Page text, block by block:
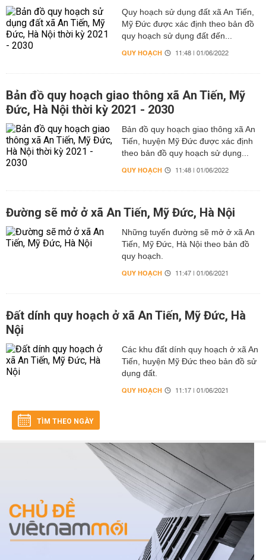
Quy hoạch sử dụng đất xã An Tiến,
Mỹ Đức được xác định theo bản đồ
quy hoạch sử dụng đất đến...
QUY HOẠCH 11:48 | 01/06/2022
Bản đồ quy hoạch giao thông xã An Tiến, Mỹ
Đức, Hà Nội thời kỳ 2021 - 2030
Bản đồ quy hoạch giao thông xã An
Tiến, huyện Mỹ Đức được xác định
theo bản đồ quy hoạch sử dụng...
QUY HOẠCH 11:48 | 01/06/2022
Đường sẽ mở ở xã An Tiến, Mỹ Đức, Hà Nội
Những tuyến đường sẽ mở ở xã An
Tiến, Mỹ Đức, Hà Nội theo bản đồ
quy hoạch.
QUY HOẠCH 11:47 | 01/06/2021
Đất dính quy hoạch ở xã An Tiến, Mỹ Đức, Hà
Nội
Các khu đất dính quy hoạch ở xã An
Tiến, huyện Mỹ Đức theo bản đồ sử
dụng đất.
QUY HOẠCH 11:17 | 01/06/2021
TÌM THEO NGÀY